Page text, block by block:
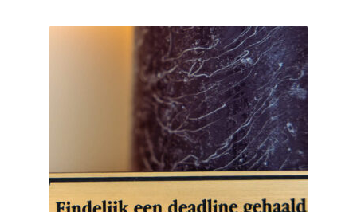
Deze
optie
kan
gekozen
worden
op
de
productpagina